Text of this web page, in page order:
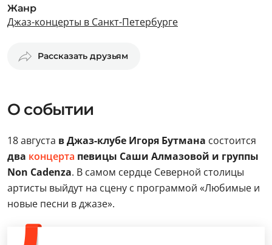
Жанр
Джаз-концерты в Санкт-Петербурге
Рассказать друзьям
О событии
18 августа в Джаз-клубе Игоря Бутмана состоится
два концерта певицы Саши Алмазовой и группы
Non Cadenza. В самом сердце Северной столицы
артисты выйдут на сцену с программой «Любимые и
новые песни в джазе».